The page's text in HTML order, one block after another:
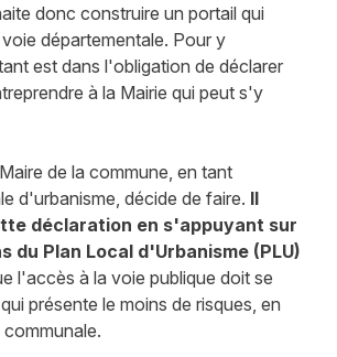
donc construire un portail qui
départementale. Pour y
est dans l'obligation de déclarer
à la Mairie qui peut s'y
de la commune, en tant
d'urbanisme, décide de faire. Il
déclaration en s'appuyant sur
du Plan Local d'Urbanisme (PLU)
l'accès à la voie publique doit se
présente le moins de risques, en